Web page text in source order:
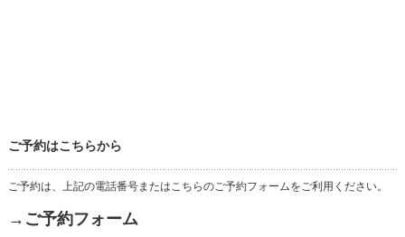
ご予約はこちらから
ご予約は、上記の電話番号またはこちらのご予約フォームをご利用ください。
→ご予約フォーム